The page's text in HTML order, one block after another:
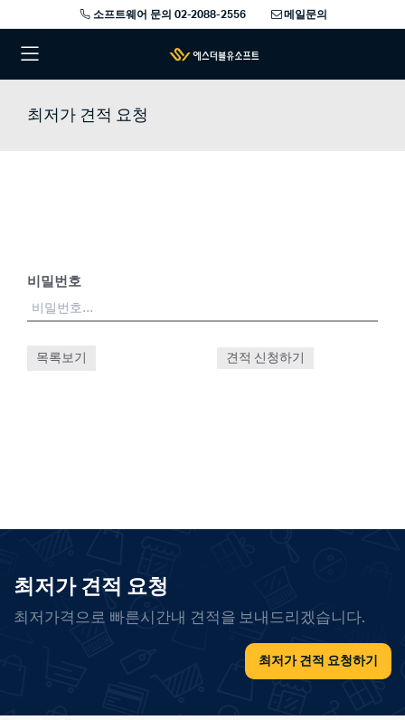
소프트웨어 문의 02-2088-2556 메일문의
최저가 견적 요청
비밀번호
목록보기
최저가 견적 요청
최저가격으로 빠른시간내 견적을 보내드리겠습니다.
최저가 견적 요청하기